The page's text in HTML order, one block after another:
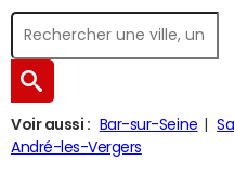
Voir aussi : Bar-sur-Seine
André-les-Vergers